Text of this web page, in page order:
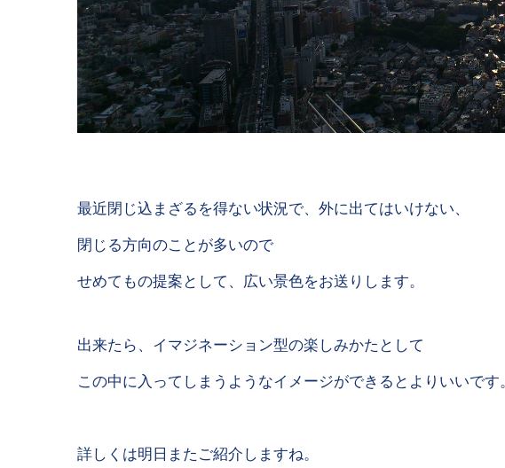
最近閉じ込まざるを得ない状況で、外に出てはいけない、
閉じる方向のことが多いので
せめてもの提案として、広い景色をお送りします。
出来たら、イマジネーション型の楽しみかたとして
この中に入ってしまうようなイメージができるとよりいいです。
詳しくは明日またご紹介しますね。